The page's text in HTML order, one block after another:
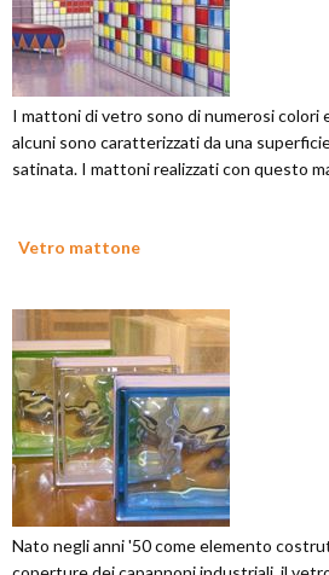
I mattoni di vetro sono di numerosi colori
alcuni sono caratterizzati da una
satinata. I mattoni realizzati con questo
Vetro mattone
Nato negli anni '50 come elemento